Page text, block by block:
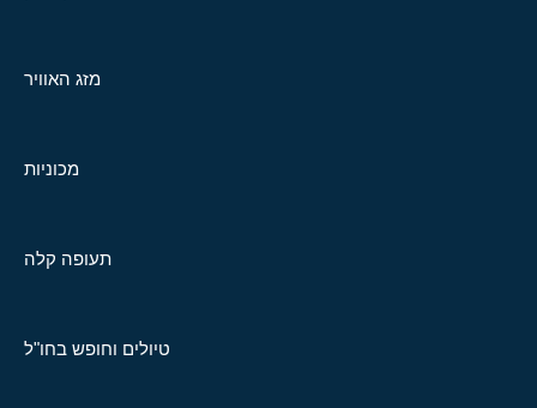
מזג האוויר
מכוניות
תעופה קלה
טיולים וחופש בחו"ל